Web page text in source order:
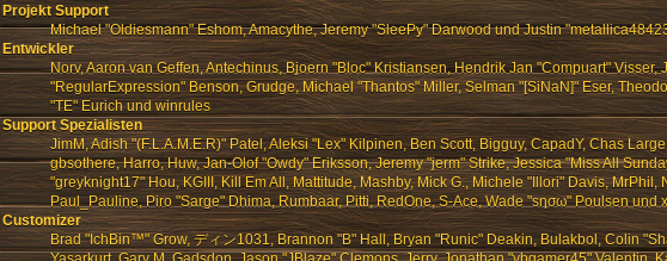
Projekt Support
Michael "Oldiesmann" Eshom, Amacythe, Jeremy "SleePy" Darwood und Justin
Entwickler
Norv, Aaron van Geffen, Antechinus, Bjoern "Bloc" Kristiansen, Hendrik Jan "Compuart"
"RegularExpression" Benson, Grudge, Michael "Thantos" Miller, Selman "[SiNaN]" Eser,
"TE" Eurich und winrules
Support Spezialisten
JimM, Adish "(F.L.A.M.E.R)" Patel, Aleksi "Lex" Kilpinen, Ben Scott, Bigguy, CapadY, Chas
gbsothere, Harro, Huw, Jan-Olof "Owdy" Eriksson, Jeremy "jerm" Strike, Jessica "Miss All
"greyknight17" Hou, KGIII, Kill Em All, Mattitude, Mashby, Mick G., Michele "Illori" Davis, MrPhil,
Paul_Pauline, Piro "Sarge" Dhima, Rumbaar, Pitti, RedOne, S-Ace, Wade "sησω" Poulsen und
Customizer
Brad "IchBin™" Grow, ディン1031, Brannon "B" Hall, Bryan "Runic" Deakin, Bulakbol, Colin